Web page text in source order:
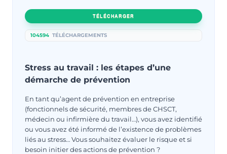
TÉLÉCHARGER
104594 TÉLÉCHARGEMENTS
Stress au travail : les étapes d’une
démarche de prévention
En tant qu’agent de prévention en entreprise
(fonctionnels de sécurité, membres de CHSCT,
médecin ou infirmière du travail…), vous avez identifié
ou vous avez été informé de l’existence de problèmes
liés au stress… Vous souhaitez évaluer le risque et si
besoin initier des actions de prévention ?